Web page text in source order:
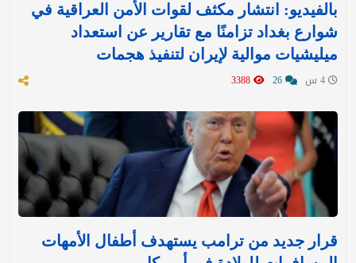
بالفيديو: انتشار مكثف لقوات الأمن العراقية في
شوارع بغداد تزامنًا مع تقارير عن استعداد
ميليشيات موالية لإيران لتنفيذ هجمات
قرار جديد من ترامب يستهدف أطفال الأمهات